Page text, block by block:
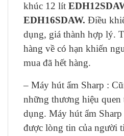
khúc 12 lít
EDH16SDAW. Điều
dụng, giá thành hợp lý.
hàng về có hạn khiến
mua đã hết hàng.
– Máy hút ẩm Sharp :
những thương hiệu quen
dụng. Máy hút ẩm
được lòng tin của người